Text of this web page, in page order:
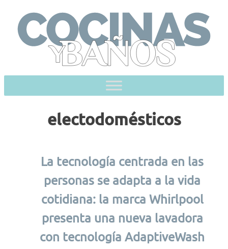
content
electodomésticos
La tecnología centrada en las
personas se adapta a la vida
cotidiana: la marca Whirlpool
presenta una nueva lavadora
con tecnología AdaptiveWash